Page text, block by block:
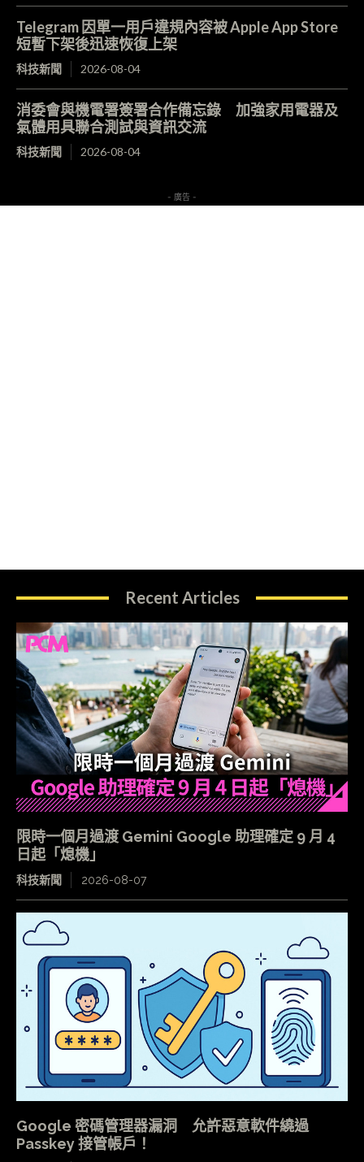
Telegram 因單一用戶違規內容被 Apple App Store
短暫下架後迅速恢復上架
科技新聞 2026-08-04
消委會與機電署簽署合作備忘錄 加強家用電器及
氣體用具聯合測試與資訊交流
科技新聞 2026-08-04
- 廣告 -
Recent Articles
限時一個月過渡 Gemini Google 助理確定 9 月 4
日起「熄機」
科技新聞 2026-08-07
Google 密碼管理器漏洞 允許惡意軟件繞過
Passkey 接管帳戶！